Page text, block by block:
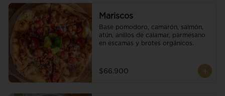
Mariscos
Base pomodoro, camarón, salmón,
atún, anillos de calamar, parmesano
en escamas y brotes orgánicos.
$66.900